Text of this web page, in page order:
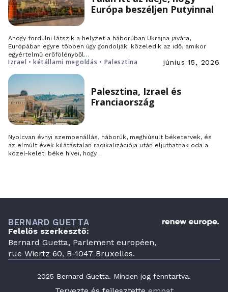
Európa beszéljen Putyinnal
Ahogy fordulni látszik a helyzet a háborúban Ukrajna javára,
Európában egyre többen úgy gondolják: közeledik az idő, amikor
egyértelmű erőfölényből…
Izrael • kétállami megoldás • Palesztina június 15, 2026
Palesztina, Izrael és
Franciaország
Nyolcvan évnyi szembenállás, háborúk, meghiúsult béketervek, és
az elmúlt évek kilátástalan radikalizációja után eljuthatnak oda a
közel-keleti béke hívei, hogy…
BERNARD GUETTA
Felelős szerkesztő:
Bernard Guetta, Parlement européen,
rue Wiertz 60, B-1047 Bruxelles.
2025 Bernard Guetta. Minden jog fenntartva.